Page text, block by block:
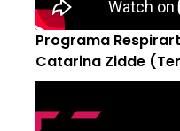
Programa
Catarina Zidde